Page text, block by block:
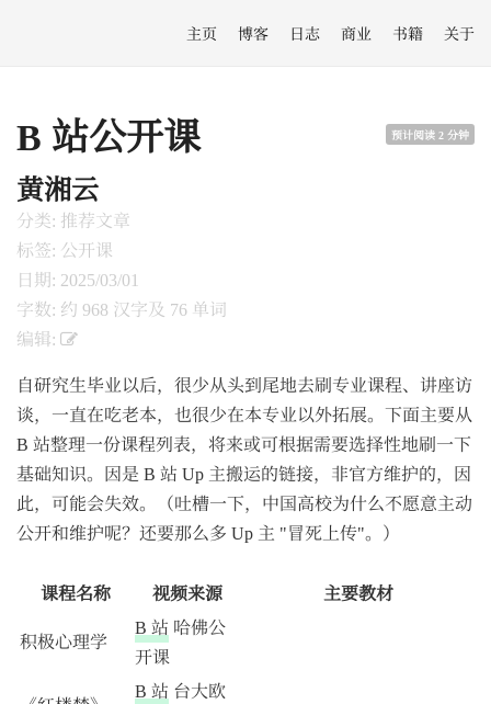
主页 博客 日志 商业 书籍 关于
预计阅读 2 分钟
B 站公开课
黄湘云
分类: 推荐文章
标签: 公开课
日期: 2025/03/01
字数: 约 968 汉字及 76 单词
编辑:
自研究生毕业以后，很少从头到尾地去刷专业课程、讲座访
谈，一直在吃老本，也很少在本专业以外拓展。下面主要从
B 站整理一份课程列表，将来或可根据需要选择性地刷一下
基础知识。因是 B 站 Up 主搬运的链接，非官方维护的，因
此，可能会失效。（吐槽一下，中国高校为什么不愿意主动
公开和维护呢？还要那么多 Up 主 "冒死上传"。）
课程名称 视频来源
主要教材
积极心理学
B 站 哈佛公
开课
B 站 台大欧